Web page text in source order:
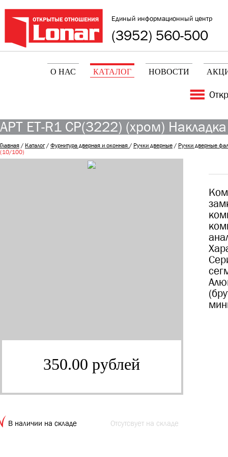
Единый информационный центр
(3952) 560-500
О НАС КАТАЛОГ НОВОСТИ
АРТ ET-R1 CP(3222) (хром)
Главная/ Каталог/Фурнитура дверная и оконная/ Ручки дверные/ Ручки дверные
(10/100)
350.00 рублей
В наличии на складе Отсутсвует на складе